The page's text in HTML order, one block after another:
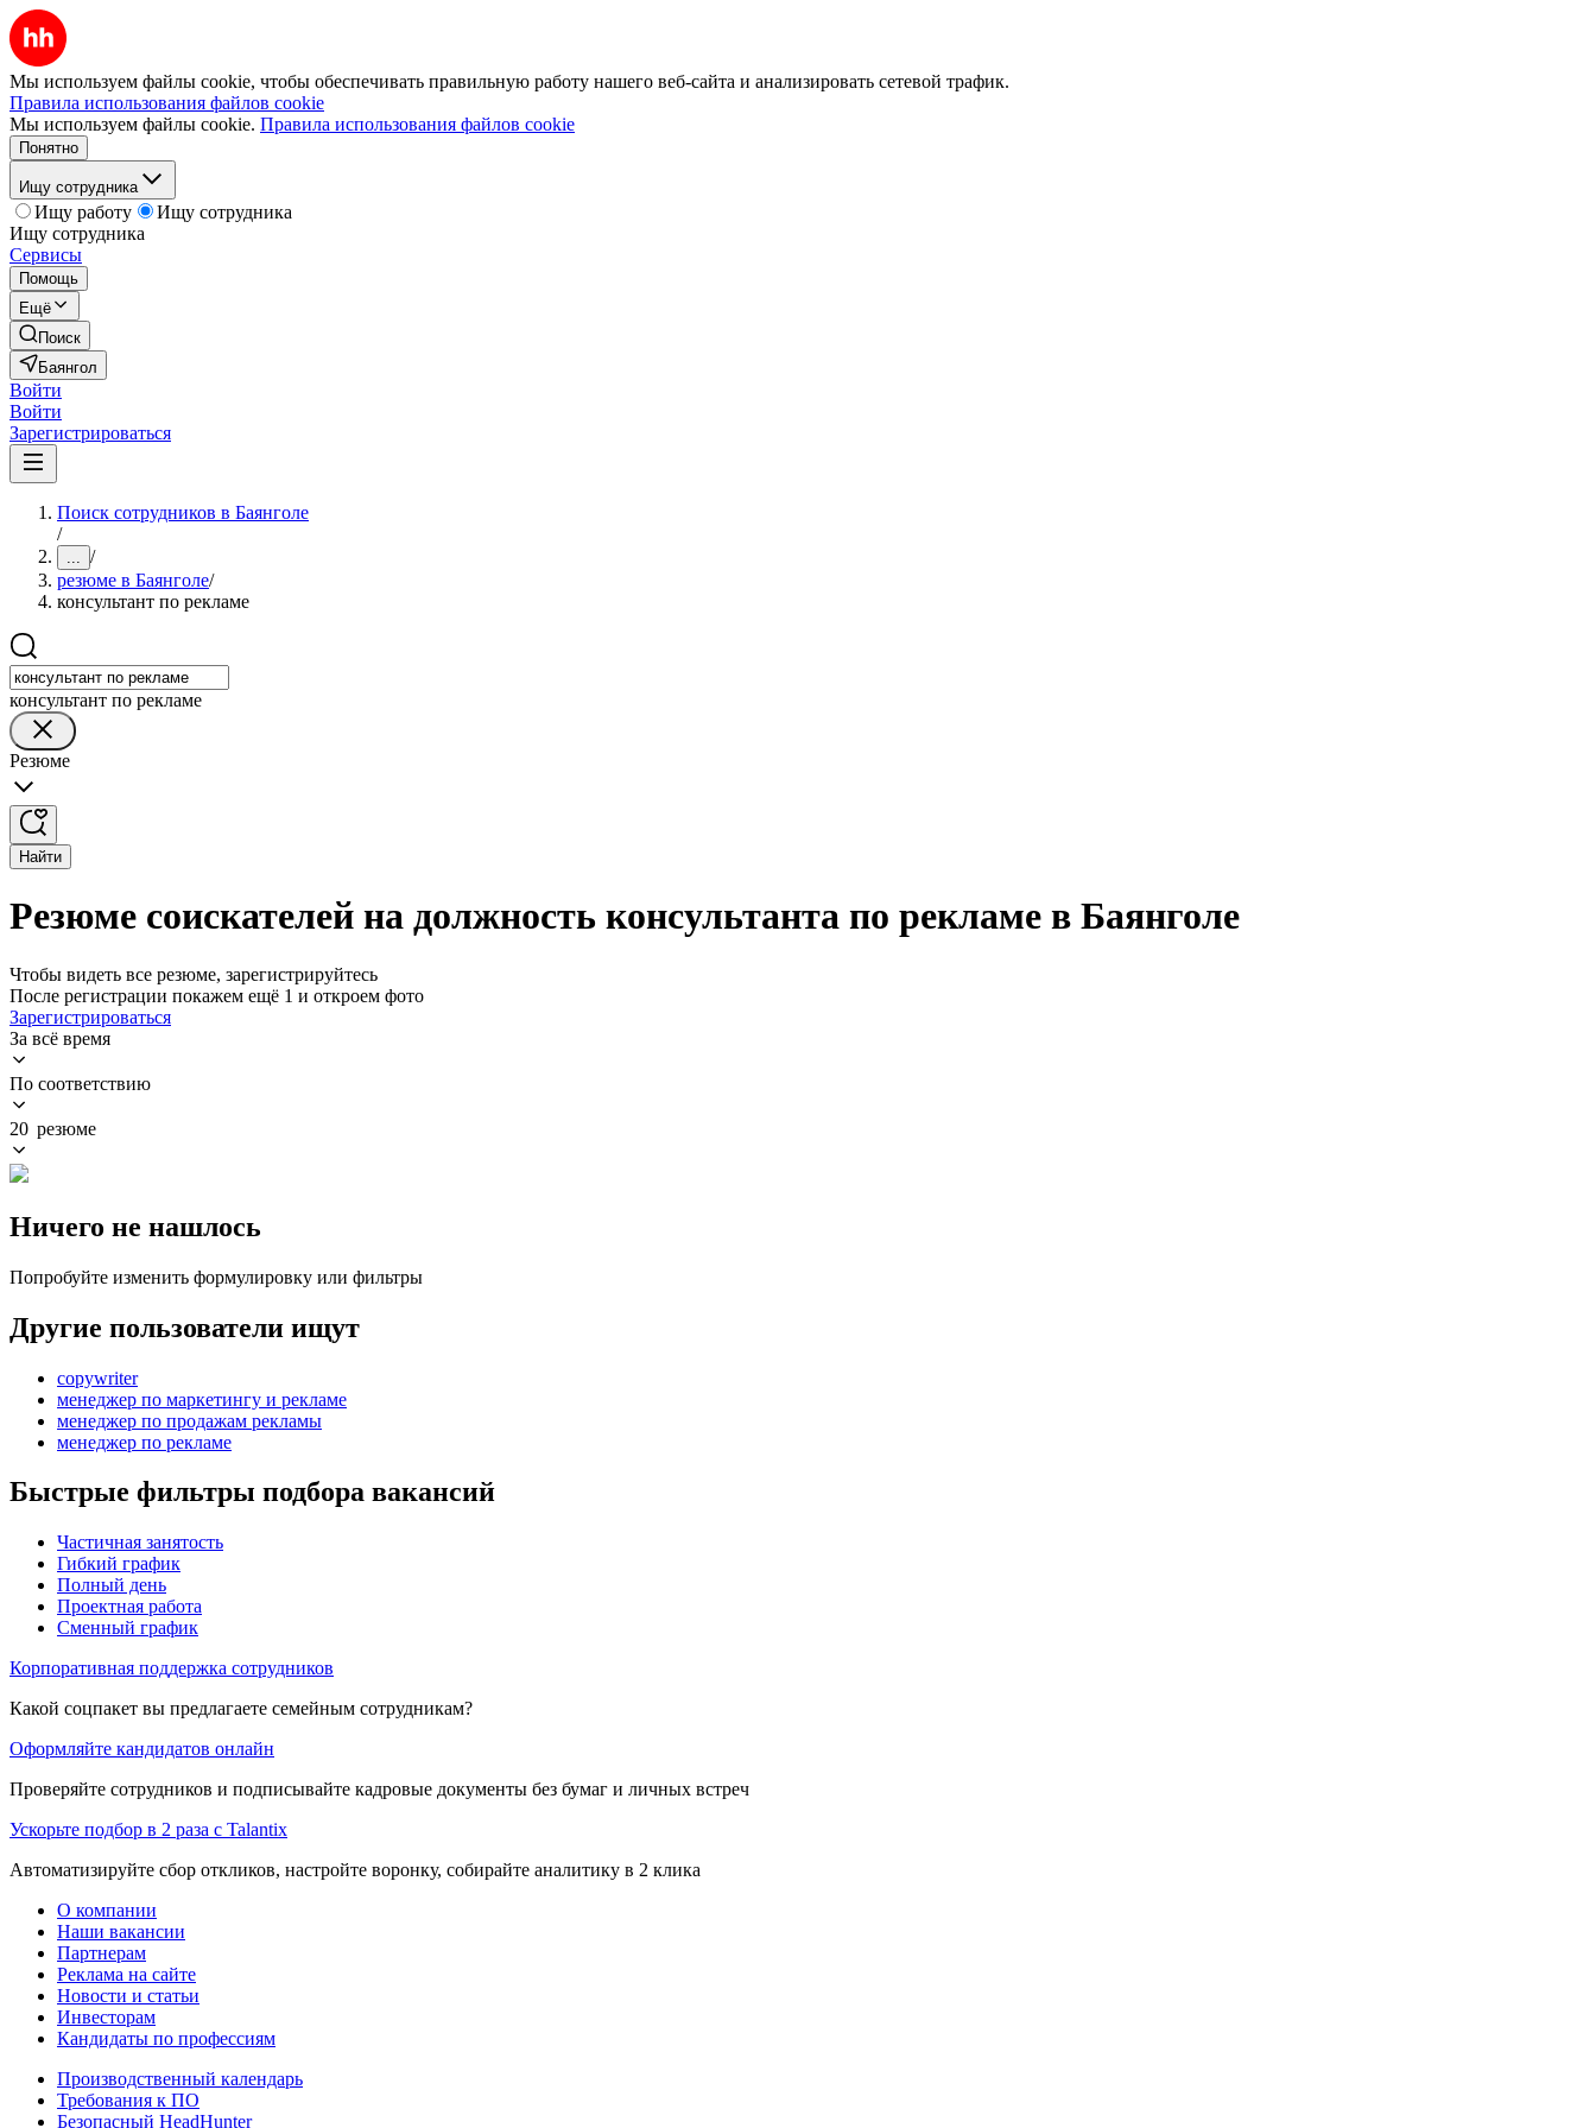
Мы используем файлы cookie, чтобы обеспечивать правильную работу нашего веб-сайта и анализировать сетевой трафик.
Правила использования файлов cookie
Мы используем файлы cookie. Правила использования файлов cookie
Понятно
Ищу сотрудника
Ищу работу
Ищу сотрудника
Ищу сотрудника
Сервисы
Помощь
Ещё
Поиск
Баянгол
Войти
Войти
Зарегистрироваться
Поиск сотрудников в Баянголе
/
... /
резюме в Баянголе/
консультант по рекламе
консультант по рекламе
Резюме
Найти
Резюме соискателей на должность консультанта по рекламе в Баянголе
Чтобы видеть все резюме, зарегистрируйтесь
После регистрации покажем ещё 1 и откроем фото
Зарегистрироваться
За всё время
По соответствию
20 резюме
Ничего не нашлось
Попробуйте изменить формулировку или фильтры
Другие пользователи ищут
copywriter
менеджер по маркетингу и рекламе
менеджер по продажам рекламы
менеджер по рекламе
Быстрые фильтры подбора вакансий
Частичная занятость
Гибкий график
Полный день
Проектная работа
Сменный график
Корпоративная поддержка сотрудников
Какой соцпакет вы предлагаете семейным сотрудникам?
Оформляйте кандидатов онлайн
Проверяйте сотрудников и подписывайте кадровые документы без бумаг и личных встреч
Ускорьте подбор в 2 раза с Talantix
Автоматизируйте сбор откликов, настройте воронку, собирайте аналитику в 2 клика
О компании
Наши вакансии
Партнерам
Реклама на сайте
Новости и статьи
Инвесторам
Кандидаты по профессиям
Производственный календарь
Требования к ПО
Безопасный HeadHunter